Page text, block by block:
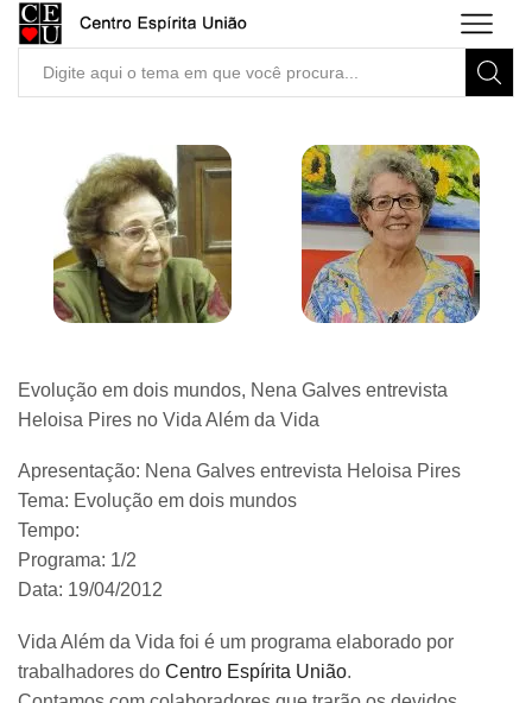
Search
Evolução em dois mundos, Nena Galves entrevista
Heloisa Pires no Vida Além da Vida
Apresentação: Nena Galves entrevista Heloisa Pires
Tema: Evolução em dois mundos
Tempo:
Programa: 1/2
Data: 19/04/2012
Vida Além da Vida foi é um programa elaborado por
trabalhadores do Centro Espírita União.